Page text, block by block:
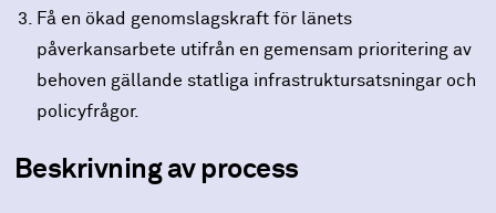
Få en ökad genomslagskraft för länets
påverkansarbete utifrån en gemensam prioritering av
behoven gällande statliga infrastruktursatsningar och
policyfrågor.
Beskrivning av process